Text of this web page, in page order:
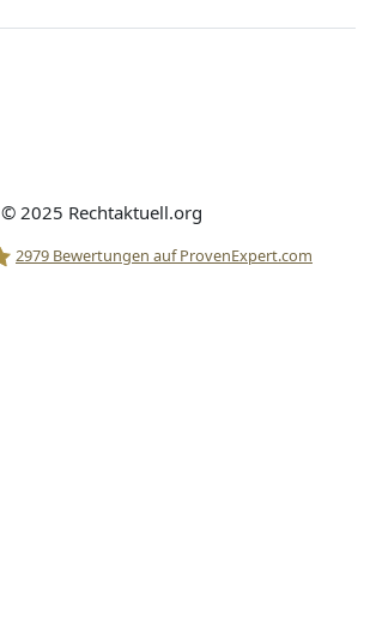
© 2025 Rechtaktuell.org
2979 Bewertungen auf ProvenExpert.com